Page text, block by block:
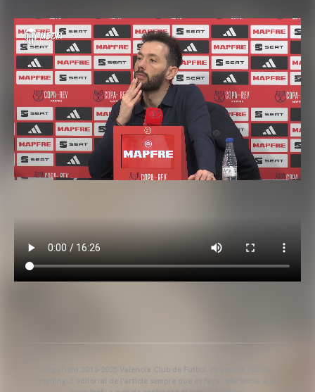
Copyright 2013-2025 Valencia Club de Futbol. Es permet l'ús del
contingut editorial de l'article sempre que es faça referència a la